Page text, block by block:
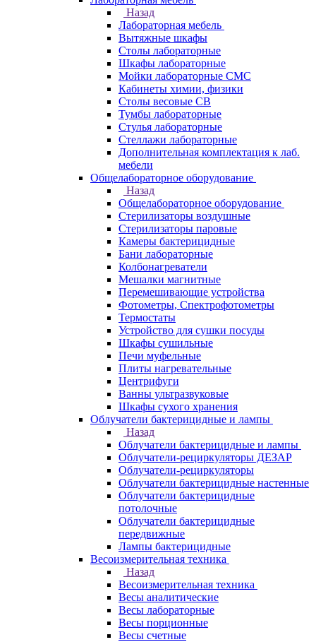
Назад
Лабораторная мебель
Вытяжные шкафы
Столы лабораторные
Шкафы лабораторные
Мойки лабораторные СМС
Кабинеты химии, физики
Столы весовые СВ
Тумбы лабораторные
Стулья лабораторные
Стеллажи лабораторные
Дополнительная комплектация к лаб.
мебели
Общелабораторное оборудование
Назад
Общелабораторное оборудование
Стерилизаторы воздушные
Стерилизаторы паровые
Камеры бактерицидные
Бани лабораторные
Колбонагреватели
Мешалки магнитные
Перемешивающие устройства
Фотометры, Спектрофотометры
Термостаты
Устройство для сушки посуды
Шкафы сушильные
Печи муфельные
Плиты нагревательные
Центрифуги
Ванны ультразвуковые
Шкафы сухого хранения
Облучатели бактерицидные и лампы
Назад
Облучатели бактерицидные и лампы
Облучатели-рециркуляторы ДЕЗАР
Облучатели-рециркуляторы
Облучатели бактерицидные настенные
Облучатели бактерицидные
потолочные
Облучатели бактерицидные
передвижные
Лампы бактерицидные
Весоизмерительная техника
Назад
Весоизмерительная техника
Весы аналитические
Весы лабораторные
Весы порционные
Весы счетные